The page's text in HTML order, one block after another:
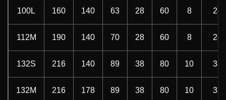
100L 160 140 63 28 60 8 24
112M 190 140 70 28 60 8 24
132S 216 140 89 38 80 10 33
132M 216 178 89 38 80 10 33